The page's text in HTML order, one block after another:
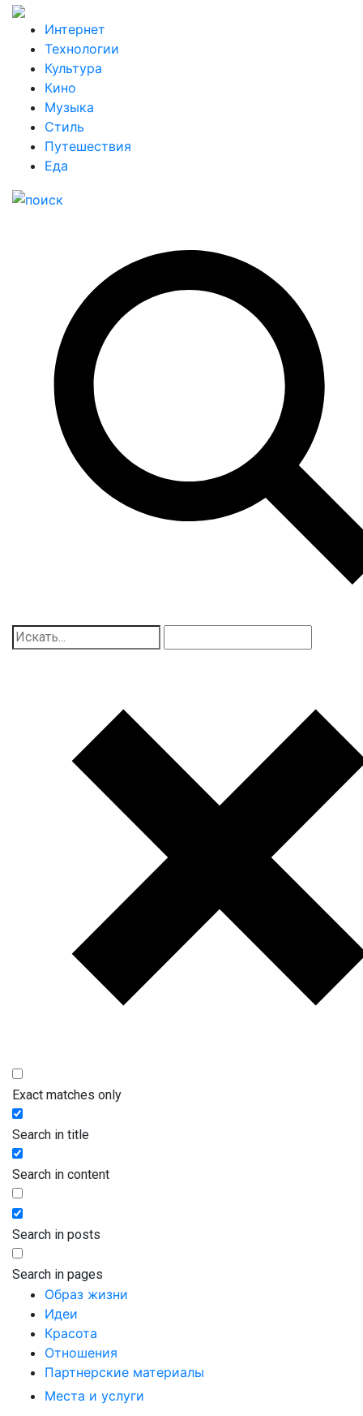
Интернет
Технологии
Культура
Кино
Музыка
Стиль
Путешествия
Еда
Exact matches only
Search in title
Search in content
Search in posts
Search in pages
Образ жизни
Идеи
Красота
Отношения
Партнерские материалы
Места и услуги